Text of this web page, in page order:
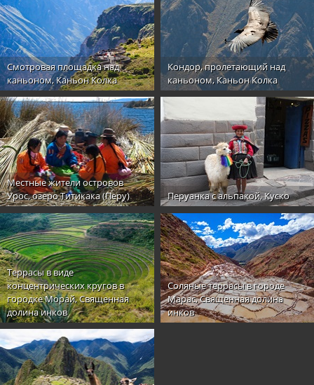
Смотровая площадка над
каньоном, Каньон Колка
Кондор, пролетающий над
каньоном, Каньон Колка
Местные жители островов
Урос, озеро Титикака (Перу)
Перуанка с альпакой, Куско
Террасы в виде
концентрических кругов в
городке Морай, Священная
долина инков
Соляные террасы в городе
Марас, Священная долина
инков